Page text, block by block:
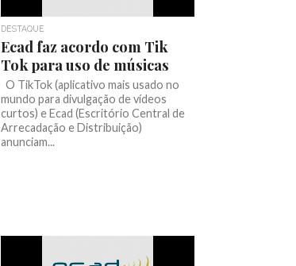
DESTAQUE
Ecad faz acordo com Tik
Tok para uso de músicas
O TikTok (aplicativo mais usado no
mundo para divulgação de vídeos
curtos) e Ecad (Escritório Central de
Arrecadação e Distribuição)
anunciam...